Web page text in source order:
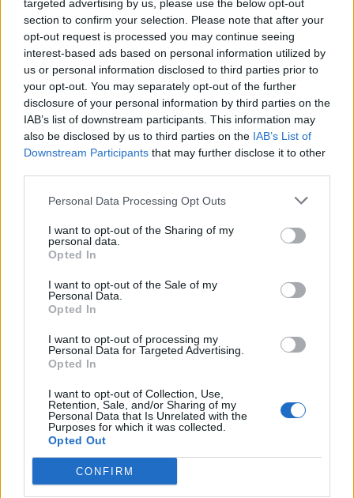
targeted advertising by us, please use the below opt-out
section to confirm your selection. Please note that after your
opt-out request is processed you may continue seeing
interest-based ads based on personal information utilized by
us or personal information disclosed to third parties prior to
your opt-out. You may separately opt-out of the further
disclosure of your personal information by third parties on the
IAB’s list of downstream participants. This information may
also be disclosed by us to third parties on the IAB’s List of
Downstream Participants that may further disclose it to other
Personal Data Processing Opt Outs
I want to opt-out of the Sharing of my
personal data.
Opted In
I want to opt-out of the Sale of my
Personal Data.
Opted In
I want to opt-out of processing my
Personal Data for Targeted Advertising.
Opted In
I want to opt-out of Collection, Use,
Retention, Sale, and/or Sharing of my
Personal Data that Is Unrelated with the
Purposes for which it was collected.
Opted Out
CONFIRM
Commenti
Accedioregistratiper commentare questo
articolo.
L'email è richiesta ma non verrà mostrata ai visitatori. Il contenuto di questo
commento esprime il pensiero dell'autore e non rappresenta la linea editoriale
di VareseNews.it, che rimane autonoma e indipendente. I messaggi inclusi nei
commenti non sono testi giornalistici, ma post inviati dai singoli lettori che
possono essere automaticamente pubblicati senza filtro preventivo. I commenti
che includano uno o più link a siti esterni verranno rimossi in automatico dal
sistema.
DALLA HOME